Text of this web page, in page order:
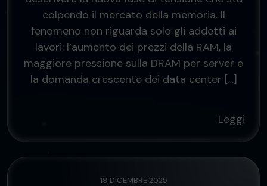
colpendo il mercato della memoria. Il
fenomeno non riguarda solo gli addetti ai
lavori: l’aumento dei prezzi della RAM, la
maggiore pressione sulla DRAM per server e
la domanda crescente dei data center […]
Leggi
19 DICEMBRE 2025